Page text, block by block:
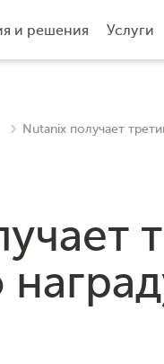
и решения Услуги
Nutanix получает